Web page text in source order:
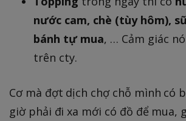
nước cam, chè (tùy hôm),
bánh tự mua, … Cảm giác
trên cty.
Cơ mà đợt dịch chợ chỗ mình có
giờ phải đi xa mới có đồ để mua,